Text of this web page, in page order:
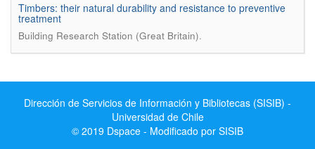
Timbers: their natural durability and resistance to preventive
treatment
Building Research Station (Great Britain).
Dirección de Servicios de Información y Bibliotecas (SISIB) -
Universidad de Chile
© 2019 Dspace - Modificado por SISIB